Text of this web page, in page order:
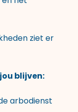
ziet er
blijven:
arbodienst